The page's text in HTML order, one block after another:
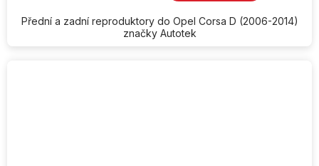
Přední a zadní reproduktory do Opel Corsa D (2006-2014)
značky Autotek